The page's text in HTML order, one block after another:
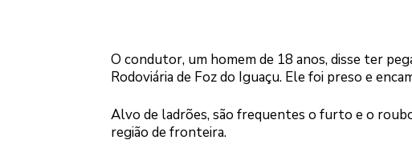
O condutor, um homem de 18 anos, disse ter
Rodoviária de Foz do Iguaçu. Ele foi preso e
Alvo de ladrões, são frequentes o furto e o
região de fronteira.